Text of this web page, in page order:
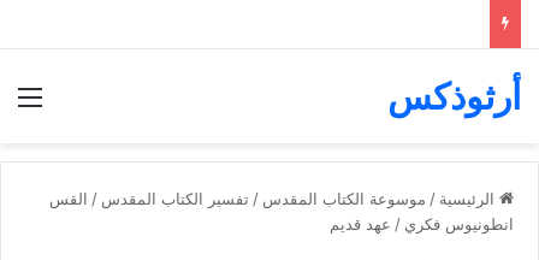
أرثوذكس
الرئيسية / موسوعة الكتاب المقدس / تفسير الكتاب المقدس / القس
انطونيوس فكري / عهد قديم